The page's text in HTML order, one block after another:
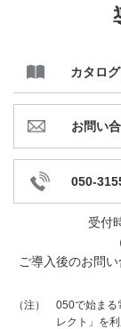
カタロ
お問い
050-
受付
ご導入後のお問
（注）
050で始まる
レクト」を